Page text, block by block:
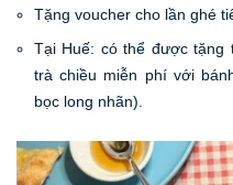
Tặng voucher cho lần ghé
Tại Huế: có thể được tặng
trà chiều miễn phí với
bọc long nhãn).